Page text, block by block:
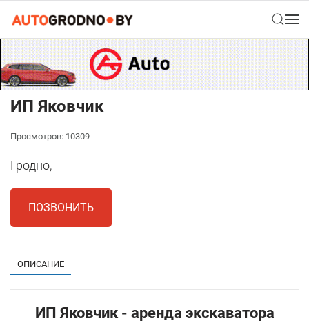
ИП Яковчик
Просмотров: 10309
Гродно,
ПОЗВОНИТЬ
ОПИСАНИЕ
ИП Яковчик - аренда экскаватора